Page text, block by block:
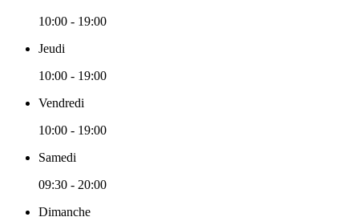
10:00 - 19:00
Jeudi
10:00 - 19:00
Vendredi
10:00 - 19:00
Samedi
09:30 - 20:00
Dimanche